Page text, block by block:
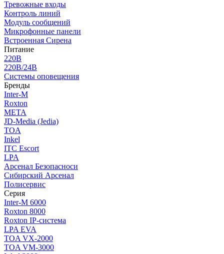
Тревожные входы
Контроль линий
Модуль сообщений
Микрофонные панели
Встроенная Сирена
Питание
220В
220В/24В
Системы оповещения
Бренды
Inter-M
Roxton
МЕТА
JD-Media (Jedia)
TOA
Inkel
ITC Escort
LPA
Арсенал Безопасноси
Сибирский Арсенал
Полисервис
Серия
Inter-M 6000
Roxton 8000
Roxton IP-система
LPA EVA
TOA VX-2000
TOA VM-3000